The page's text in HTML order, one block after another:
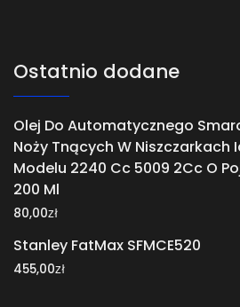
Ostatnio dodane
Olej Do Automatycznego
Noży Tnących W Niszczarkach
Modelu 2240 Cc 5009 2Cc O
200 Ml
80,00zł
Stanley FatMax SFMCE520
455,00zł